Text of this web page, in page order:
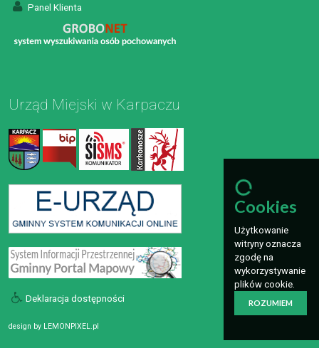
Panel Klienta
Urząd Miejski w Karpaczu
Deklaracja dostępności
design by LEMONPIXEL.pl
Cookies
Użytkowanie
witryny oznacza
zgodę na
wykorzystywanie
plików cookie.
ROZUMIEM